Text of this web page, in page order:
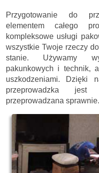
Przygotowanie do
elementem całego
kompleksowe usługi
wszystkie Twoje rzeczy
stanie. Używamy
pakunkowych i technik,
uszkodzeniami. Dzięki
przeprowadzka
przeprowadzana sprawnie.